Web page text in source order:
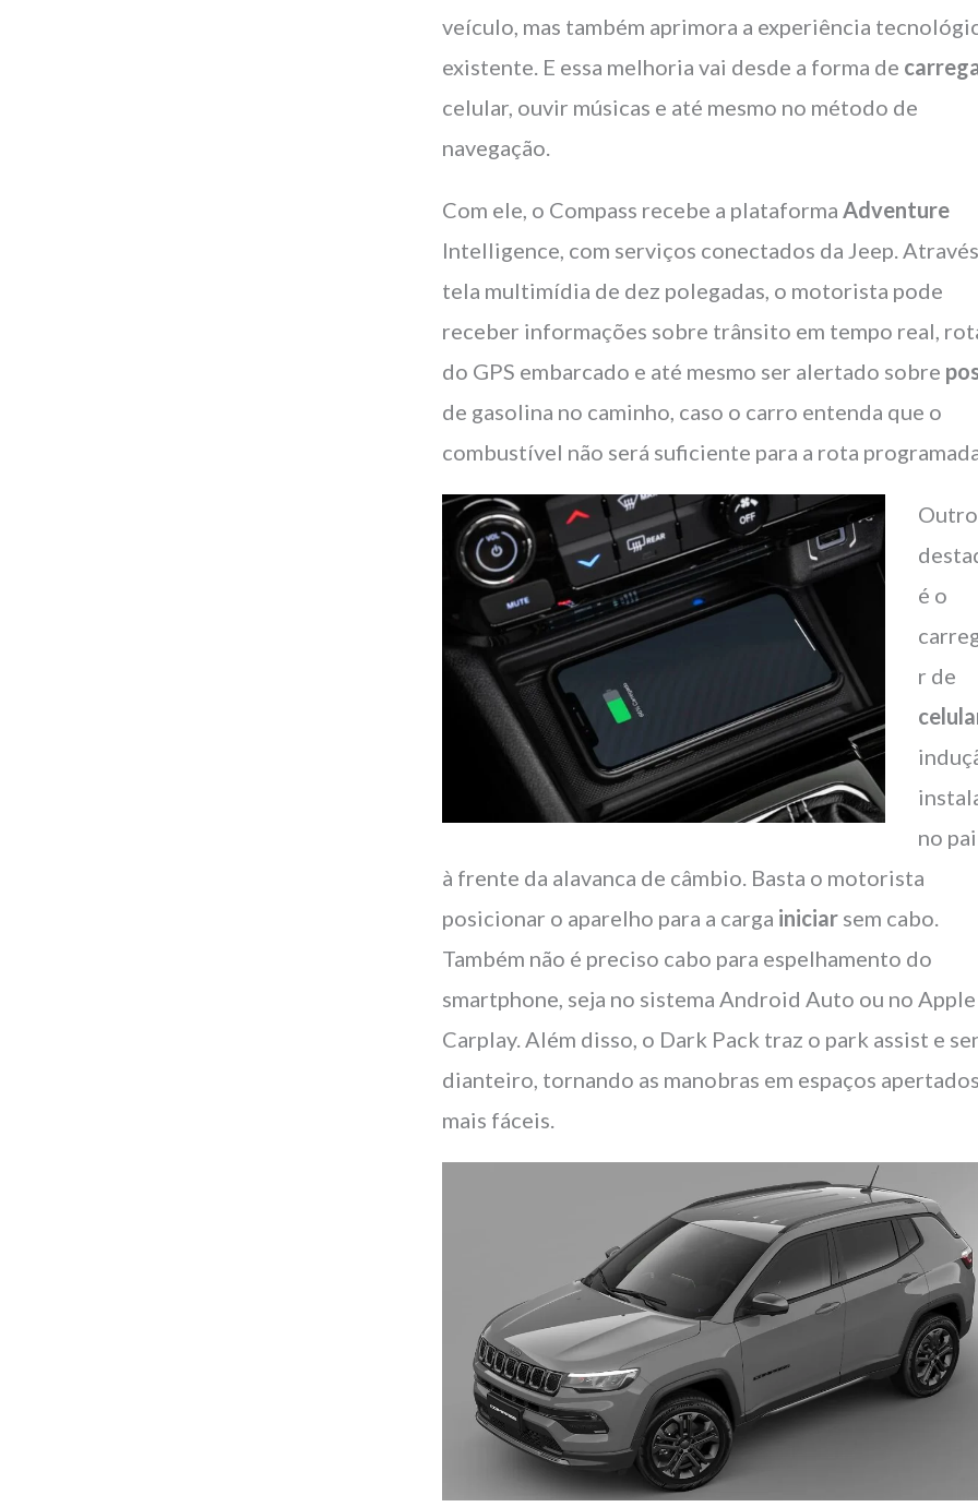
veículo, mas também aprimora a experiência
existente. E essa melhoria vai desde a forma de
celular, ouvir músicas e até mesmo no método de
navegação.
Com ele, o Compass recebe a plataforma Adventure
Intelligence, com serviços conectados da Jeep.
tela multimídia de dez polegadas, o motorista pode
receber informações sobre trânsito em tempo real,
do GPS embarcado e até mesmo ser alertado sobre
de gasolina no caminho, caso o carro entenda que o
combustível não será suficiente para a rota
Outro
é o
r de
no
à frente da alavanca de câmbio. Basta o motorista
posicionar o aparelho para a carga iniciar sem cabo.
Também não é preciso cabo para espelhamento do
smartphone, seja no sistema Android Auto ou no Apple
Carplay. Além disso, o Dark Pack traz o park assist e
dianteiro, tornando as manobras em espaços
mais fáceis.